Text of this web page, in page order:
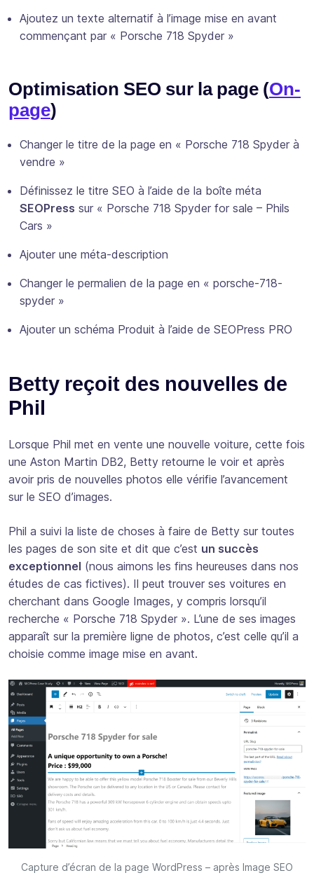
Ajoutez un texte alternatif à l’image mise en avant
commençant par « Porsche 718 Spyder »
Optimisation SEO sur la page (On-
page)
Changer le titre de la page en « Porsche 718 Spyder à
vendre »
Définissez le titre SEO à l’aide de la boîte méta
SEOPress sur « Porsche 718 Spyder for sale – Phils
Cars »
Ajouter une méta-description
Changer le permalien de la page en « porsche-718-
spyder »
Ajouter un schéma Produit à l’aide de SEOPress PRO
Betty reçoit des nouvelles de
Phil
Lorsque Phil met en vente une nouvelle voiture, cette fois
une Aston Martin DB2, Betty retourne le voir et après
avoir pris de nouvelles photos elle vérifie l’avancement
sur le SEO d’images.
Phil a suivi la liste de choses à faire de Betty sur toutes
les pages de son site et dit que c’est un succès
exceptionnel (nous aimons les fins heureuses dans nos
études de cas fictives). Il peut trouver ses voitures en
cherchant dans Google Images, y compris lorsqu’il
recherche « Porsche 718 Spyder ». L’une de ses images
apparaît sur la première ligne de photos, c’est celle qu’il a
choisie comme image mise en avant.
Capture d’écran de la page WordPress – après Image SEO